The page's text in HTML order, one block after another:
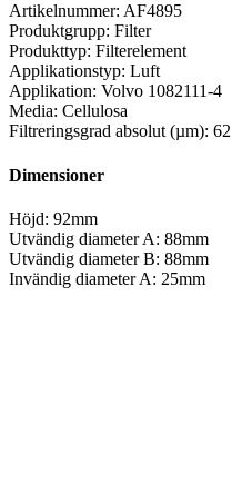
Artikelnummer: AF4895
Produktgrupp: Filter
Produkttyp: Filterelement
Applikationstyp: Luft
Applikation: Volvo 1082111-4
Media: Cellulosa
Filtreringsgrad absolut (µm): 62
Dimensioner
Höjd: 92mm
Utvändig diameter A: 88mm
Utvändig diameter B: 88mm
Invändig diameter A: 25mm